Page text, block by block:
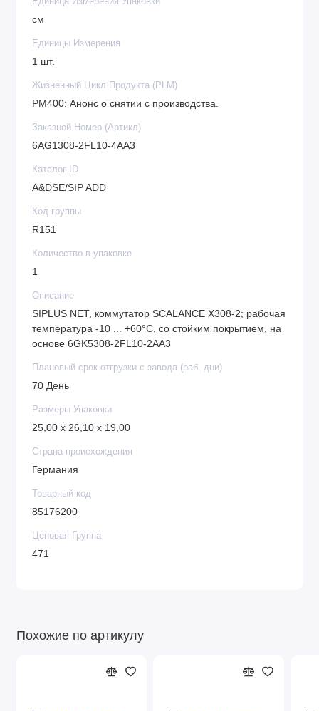
автоматического контроля в различных сферах
промышленного производства.
см
Единицы Измерения
1 шт.
Жизненный Цикл Продукта (PLM)
PM400: Анонс о снятии с производства.
Заказной Номер (Артикл)
6AG1308-2FL10-4AA3
Каталог ID
A&DSE/SIP ADD
Код группы
R151
Количество в упаковке
1
Описание
SIPLUS NET, коммутатор SCALANCE X308-2; рабочая
температура -10 ... +60°C, со стойким покрытием, на
основе 6GK5308-2FL10-2AA3
Плановый срок отгрузки с завода (раб. дни)
70 День
Размеры Упаковки
25,00 x 26,10 x 19,00
Страна происхождения
Германия
Товарный код
85176200
Ценовая Группа
471
Похожие по артикулу